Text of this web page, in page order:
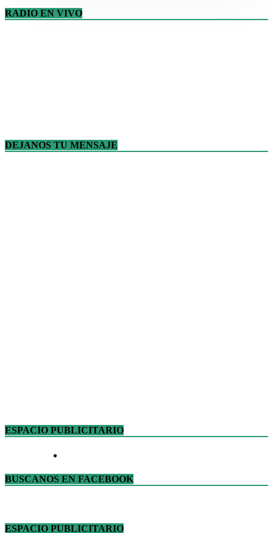
RADIO EN VIVO
DEJANOS TU MENSAJE
ESPACIO PUBLICITARIO
BUSCANOS EN FACEBOOK
ESPACIO PUBLICITARIO